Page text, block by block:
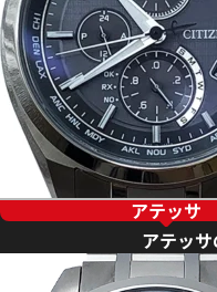
アテッサ
アテッ